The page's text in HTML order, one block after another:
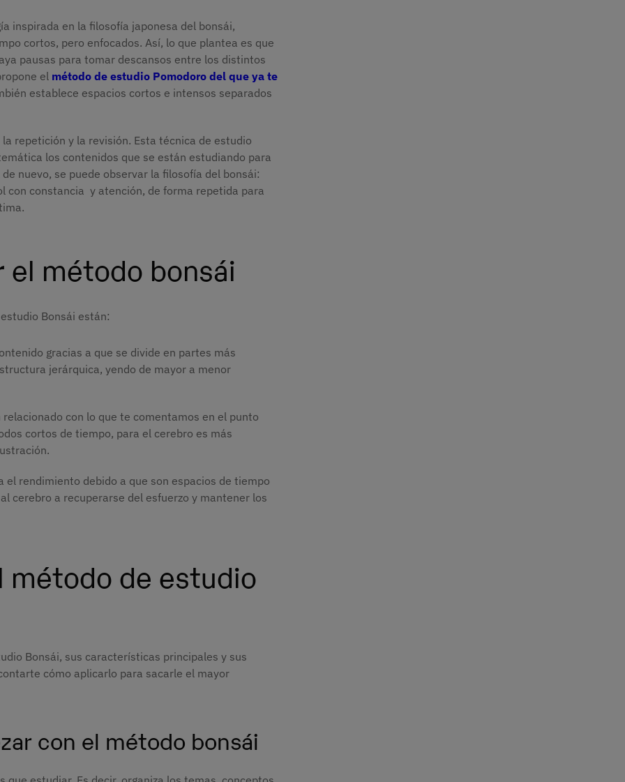
inspirada en la filosofía japonesa del bonsái,
cortos, pero enfocados. Así, lo que plantea es que
pausas para tomar descansos entre los distintos
el método de estudio Pomodoro del que ya te
establece espacios cortos e intensos separados
repetición y la revisión. Esta técnica de estudio
los contenidos que se están estudiando para
nuevo, se puede observar la filosofía del bonsái:
con constancia y atención, de forma repetida para
el método bonsái
Bonsái están:
gracias a que se divide en partes más
jerárquica, yendo de mayor a menor
con lo que te comentamos en el punto
cortos de tiempo, para el cerebro es más
rendimiento debido a que son espacios de tiempo
cerebro a recuperarse del esfuerzo y mantener los
método de estudio
Bonsái, sus características principales y sus
cómo aplicarlo para sacarle el mayor
con el método bonsái